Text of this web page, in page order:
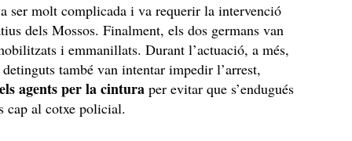
ser molt complicada i va requerir la intervenció
dels Mossos. Finalment, els dos germans van
i emmanillats. Durant l’actuació, a més,
també van intentar impedir l’arrest,
agents per la cintura per evitar que s’endugués
cap al cotxe policial.